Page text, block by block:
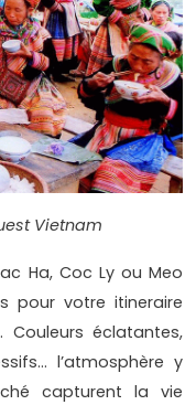
Vietnam
Ha, Coc Ly ou Meo
pour votre itineraire
éclatantes,
l’atmosphère y
capturent la vie